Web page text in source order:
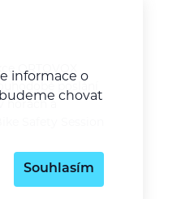
ORTOVOX
poslání
a
informace o
chovat
Souhlasím